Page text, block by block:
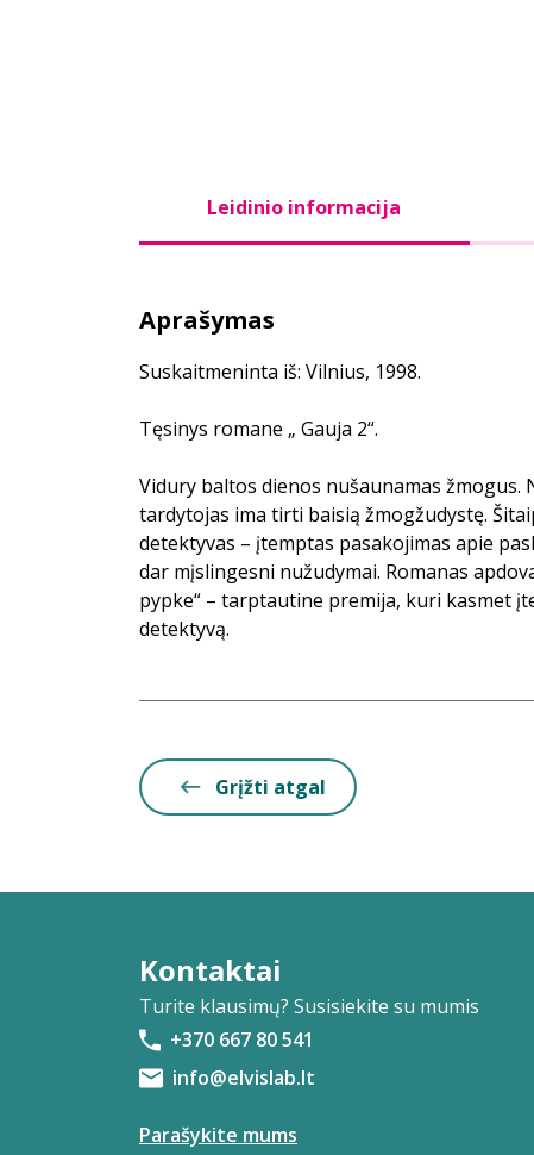
Leidinio informacija
Aprašymas
Suskaitmeninta iš: Vilnius, 1998.
Tęsinys romane „ Gauja 2“.
Vidury baltos dienos nušaunamas žmogus.
tardytojas ima tirti baisią žmogžudystę.
detektyvas – įtemptas pasakojimas apie
dar mįslingesni nužudymai. Romanas
pypke“ – tarptautine premija, kuri kasmet
detektyvą.
Grįžti atgal
Kontaktai
Turite klausimų? Susisiekite su mumis
+370 667 80 541
info@elvislab.lt
Parašykite mums